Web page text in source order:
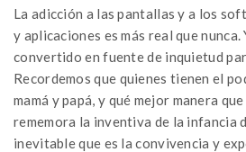
La adicción a las pantallas y a los
y aplicaciones es más real que nunca.
convertido en fuente de inquietud
Recordemos que quienes tienen el
mamá y papá, y qué mejor manera
rememora la inventiva de la infancia
inevitable que es la convivencia y